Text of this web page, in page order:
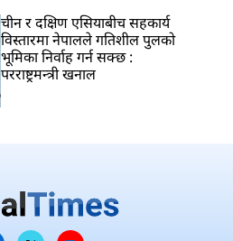
चीन र दक्षिण एसियाबीच सहकार्य
विस्तारमा नेपालले गतिशील पुलको
भूमिका निर्वाह गर्न सक्छ :
परराष्ट्रमन्त्री खनाल